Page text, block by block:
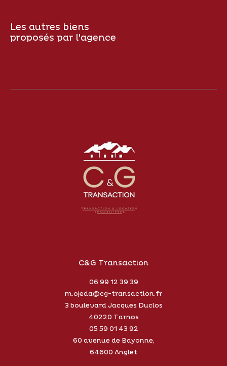
Les autres biens
proposés par l'agence
C&G Transaction
06 99 12 39 39
m.ojeda@cg-transaction.fr
3 boulevard Jacques Duclos
40220
Tarnos
05 59 01 43 92
60 avenue de Bayonne,
64600 Anglet